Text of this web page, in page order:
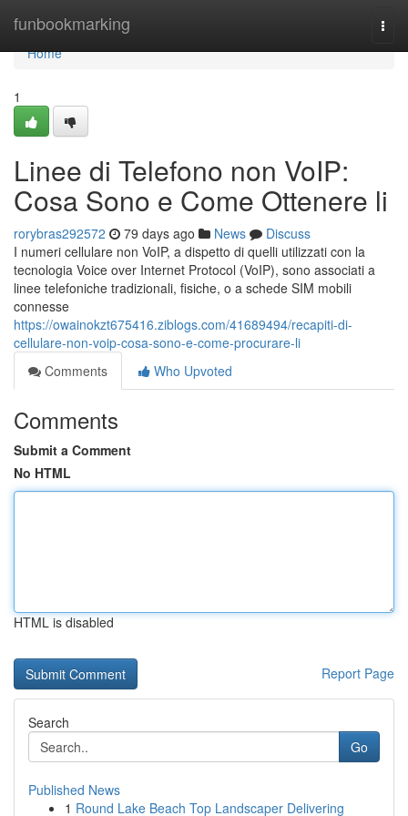
funbookmarking
Home
Home
1
Linee di Telefono non VoIP:
Cosa Sono e Come Ottenere li
rorybras292572 79 days ago News
Discuss
I numeri cellulare non VoIP, a dispetto di quelli utilizzati con la
tecnologia Voice over Internet Protocol (VoIP), sono associati a
linee telefoniche tradizionali, fisiche, o a schede SIM mobili
connesse
https://owainokzt675416.ziblogs.com/41689494/recapiti-di-
cellulare-non-voip-cosa-sono-e-come-procurare-li
Comments
Who Upvoted
Comments
Submit a Comment
No HTML
HTML is disabled
Report Page
Search
Go
Published News
1 Round Lake Beach Top Landscaper Delivering